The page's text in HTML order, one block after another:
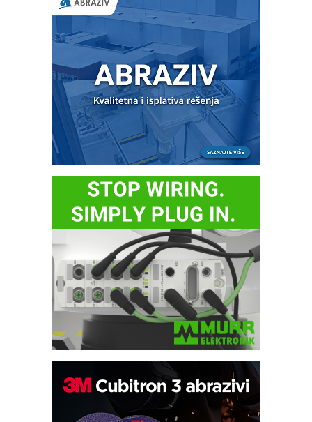
Potpuna efikasnost bez složenih
sistema